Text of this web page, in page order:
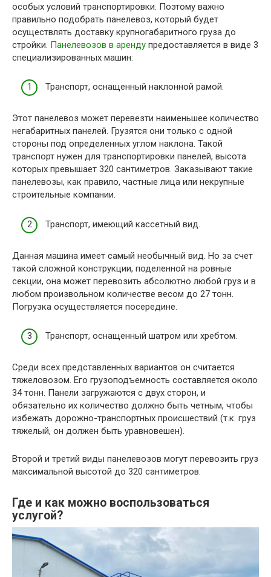
особых условий транспортировки. Поэтому важно
правильно подобрать панелевоз, который будет
осуществлять доставку крупногабаритного груза до
стройки. Панелевозов в аренду предоставляется в виде 3
специализированных машин:
Транспорт, оснащенный наклонной рамой.
Этот панелевоз может перевезти наименьшее количество
негабаритных панелей. Грузятся они только с одной
стороны под определенных углом наклона. Такой
транспорт нужен для транспортировки панелей, высота
которых превышает 320 сантиметров. Заказывают такие
панелевозы, как правило, частные лица или некрупные
строительные компании.
Транспорт, имеющий кассетный вид.
Данная машина имеет самый необычный вид. Но за счет
такой сложной конструкции, поделенной на ровные
секции, она может перевозить абсолютно любой груз и в
любом произвольном количестве весом до 27 тонн.
Погрузка осуществляется посередине.
Транспорт, оснащенный шатром или хребтом.
Среди всех представленных вариантов он считается
тяжеловозом. Его грузоподъемность составляется около
34 тонн. Панели загружаются с двух сторон, и
обязательно их количество должно быть четным, чтобы
избежать дорожно-транспортных происшествий (т.к. груз
тяжелый, он должен быть уравновешен).
Второй и третий виды панелевозов могут перевозить груз
максимальной высотой до 320 сантиметров.
Где и как можно воспользоваться
услугой?